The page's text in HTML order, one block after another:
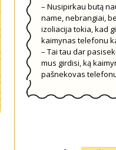
– Nusipirkau butą
name, nebrangiai,
izoliacija tokia, kad
kaimynas telefonu
– Tai tau dar
mus girdisi, ką
pašnekovas